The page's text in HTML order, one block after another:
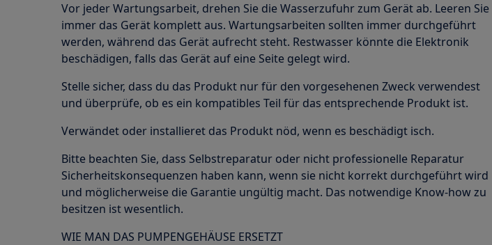
Vor jeder Wartungsarbeit, drehen Sie die Wasserzufuhr zum Gerät ab. Leeren Sie
immer das Gerät komplett aus. Wartungsarbeiten sollten immer durchgeführt
werden, während das Gerät aufrecht steht. Restwasser könnte die Elektronik
beschädigen, falls das Gerät auf eine Seite gelegt wird.
Stelle sicher, dass du das Produkt nur für den vorgesehenen Zweck verwendest
und überprüfe, ob es ein kompatibles Teil für das entsprechende Produkt ist.
Verwändet oder installieret das Produkt nöd, wenn es beschädigt isch.
Bitte beachten Sie, dass Selbstreparatur oder nicht professionelle Reparatur
Sicherheitskonsequenzen haben kann, wenn sie nicht korrekt durchgeführt wird
und möglicherweise die Garantie ungültig macht. Das notwendige Know-how zu
besitzen ist wesentlich.
WIE MAN DAS PUMPENGEHÄUSE ERSETZT